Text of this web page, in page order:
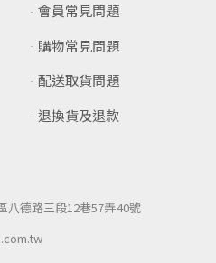
會員常見問題
購物常見問題
配送取貨問題
退換貨及退款
八德路三段12巷57弄40號